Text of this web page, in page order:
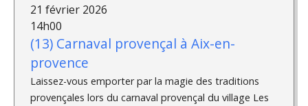
21 février 2026
14h00
(13) Carnaval provençal à Aix-en-
provence
Laissez-vous emporter par la magie des traditions
provençales lors du carnaval provençal du village Les